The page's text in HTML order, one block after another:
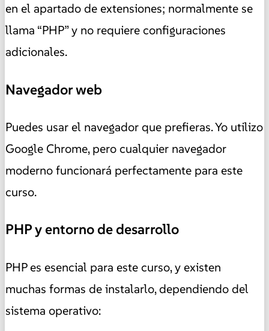
en el apartado de extensiones; normalmente se
llama “PHP” y no requiere configuraciones
adicionales.
Navegador web
Puedes usar el navegador que prefieras. Yo utilizo
Google Chrome, pero cualquier navegador
moderno funcionará perfectamente para este
curso.
PHP y entorno de desarrollo
PHP es esencial para este curso, y existen
muchas formas de instalarlo, dependiendo del
sistema operativo: